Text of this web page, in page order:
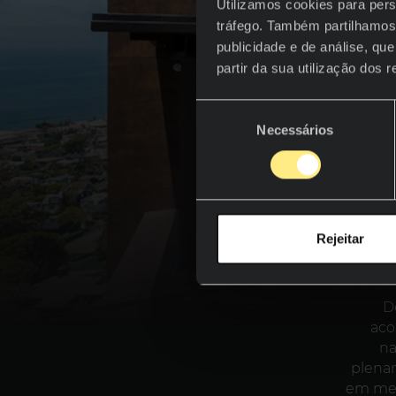
Utilizamos cookies para
tráfego. Também
publicidade e de análise,
partir da sua utilização dos
consentimento
Necessários
Rejeitar
em